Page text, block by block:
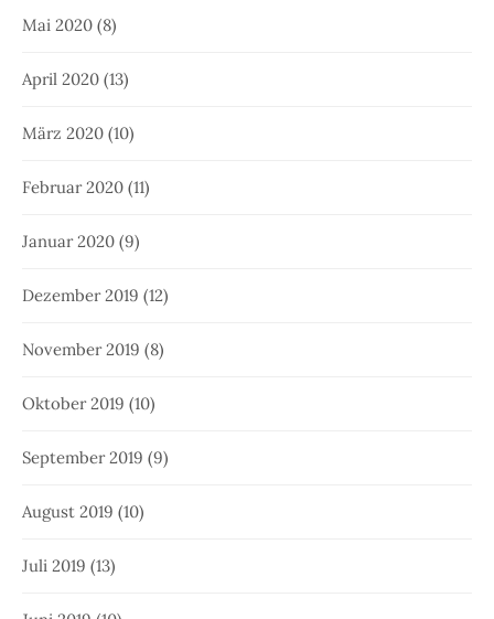
Mai 2020 (8)
April 2020 (13)
März 2020 (10)
Februar 2020 (11)
Januar 2020 (9)
Dezember 2019 (12)
November 2019 (8)
Oktober 2019 (10)
September 2019 (9)
August 2019 (10)
Juli 2019 (13)